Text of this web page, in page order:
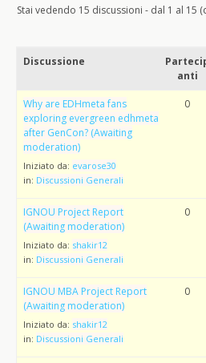
Stai vedendo 15 discussioni - dal 1 al 15
Discussione
anti
Why are EDHmeta fans
exploring evergreen edhmeta
after GenCon? (Awaiting
moderation)
Iniziato da: evarose30
in: Discussioni Generali
0
IGNOU Project Report
(Awaiting moderation)
Iniziato da: shakir12
in: Discussioni Generali
0
IGNOU MBA Project Report
(Awaiting moderation)
Iniziato da: shakir12
in: Discussioni Generali
0